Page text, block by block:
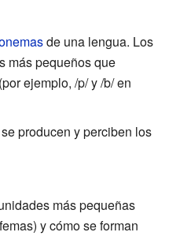
de una lengua. Los
más pequeños que
ejemplo, /p/ y /b/ en
producen y perciben los
más pequeñas
y cómo se forman